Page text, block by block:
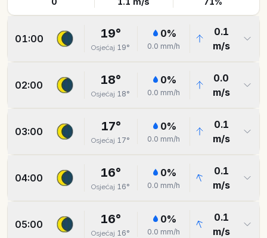
01:00 19°
Osjećaj 19°
0%
0.0 mm/h
0.1
m/s
02:00 18°
Osjećaj 18°
0%
0.0 mm/h
0.0
m/s
03:00 17°
Osjećaj 17°
0%
0.0 mm/h
0.1
m/s
04:00 16°
Osjećaj 16°
0%
0.0 mm/h
0.1
m/s
05:00 16°
Osjećaj 16°
0%
0.0 mm/h
0.1
m/s